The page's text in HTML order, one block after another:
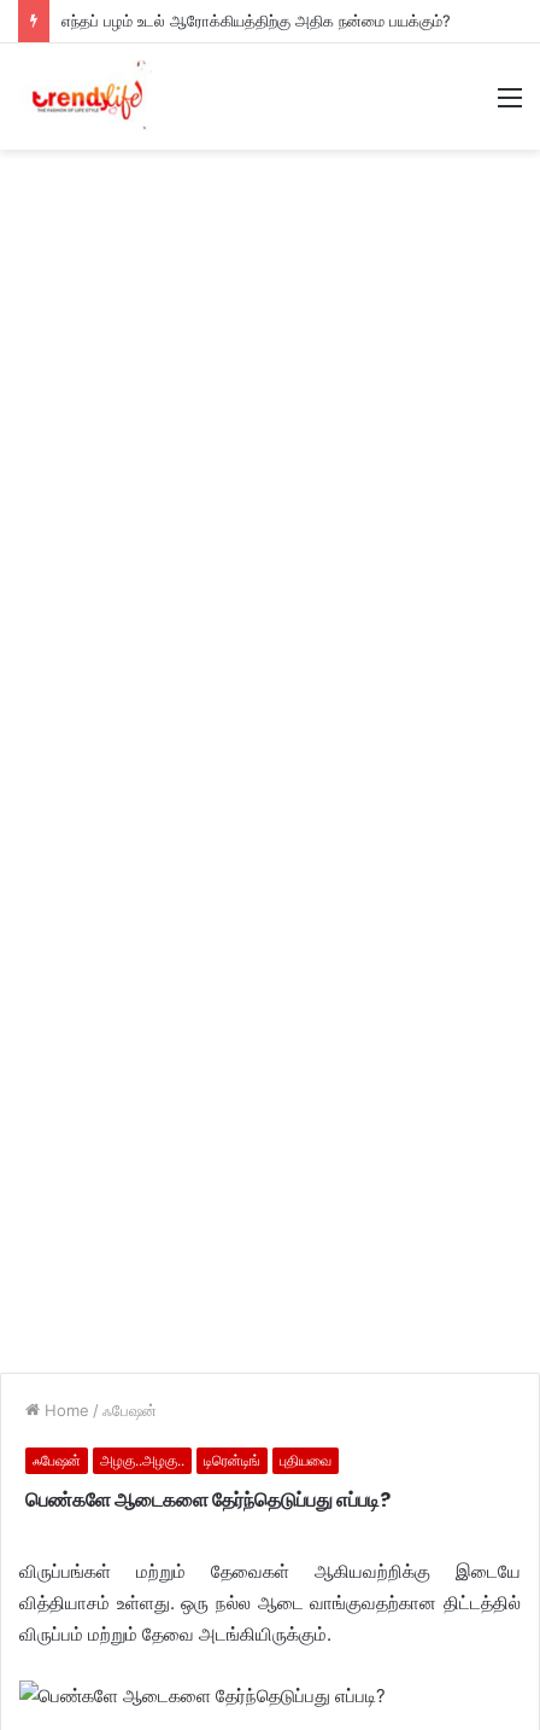
எந்தப் பழம் உடல் ஆரோக்கியத்திற்கு அதிக நன்மை பயக்கும்?
Home / ஃபேஷன்
ஃபேஷன் அழகு..அழகு.. டிரென்டிங் புதியவை
பெண்களே ஆடைகளை தேர்ந்தெடுப்பது எப்படி?
விருப்பங்கள் மற்றும் தேவைகள் ஆகியவற்றிக்கு இடையே
வித்தியாசம் உள்ளது. ஒரு நல்ல ஆடை வாங்குவதற்கான திட்டத்தில்
விருப்பம் மற்றும் தேவை அடங்கியிருக்கும்.